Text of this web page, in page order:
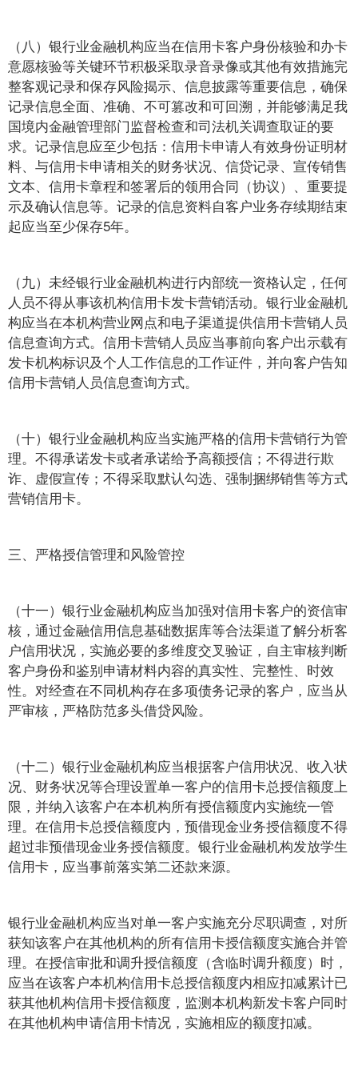
（八）银行业金融机构应当在信用卡客户身份核验和办卡
意愿核验等关键环节积极采取录音录像或其他有效措施完
整客观记录和保存风险揭示、信息披露等重要信息，确保
记录信息全面、准确、不可篡改和可回溯，并能够满足我
国境内金融管理部门监督检查和司法机关调查取证的要
求。记录信息应至少包括：信用卡申请人有效身份证明材
料、与信用卡申请相关的财务状况、信贷记录、宣传销售
文本、信用卡章程和签署后的领用合同（协议）、重要提
示及确认信息等。记录的信息资料自客户业务存续期结束
起应当至少保存5年。
（九）未经银行业金融机构进行内部统一资格认定，任何
人员不得从事该机构信用卡发卡营销活动。银行业金融机
构应当在本机构营业网点和电子渠道提供信用卡营销人员
信息查询方式。信用卡营销人员应当事前向客户出示载有
发卡机构标识及个人工作信息的工作证件，并向客户告知
信用卡营销人员信息查询方式。
（十）银行业金融机构应当实施严格的信用卡营销行为管
理。不得承诺发卡或者承诺给予高额授信；不得进行欺
诈、虚假宣传；不得采取默认勾选、强制捆绑销售等方式
营销信用卡。
三、严格授信管理和风险管控
（十一）银行业金融机构应当加强对信用卡客户的资信审
核，通过金融信用信息基础数据库等合法渠道了解分析客
户信用状况，实施必要的多维度交叉验证，自主审核判断
客户身份和鉴别申请材料内容的真实性、完整性、时效
性。对经查在不同机构存在多项债务记录的客户，应当从
严审核，严格防范多头借贷风险。
（十二）银行业金融机构应当根据客户信用状况、收入状
况、财务状况等合理设置单一客户的信用卡总授信额度上
限，并纳入该客户在本机构所有授信额度内实施统一管
理。在信用卡总授信额度内，预借现金业务授信额度不得
超过非预借现金业务授信额度。银行业金融机构发放学生
信用卡，应当事前落实第二还款来源。
银行业金融机构应当对单一客户实施充分尽职调查，对所
获知该客户在其他机构的所有信用卡授信额度实施合并管
理。在授信审批和调升授信额度（含临时调升额度）时，
应当在该客户本机构信用卡总授信额度内相应扣减累计已
获其他机构信用卡授信额度，监测本机构新发卡客户同时
在其他机构申请信用卡情况，实施相应的额度扣减。